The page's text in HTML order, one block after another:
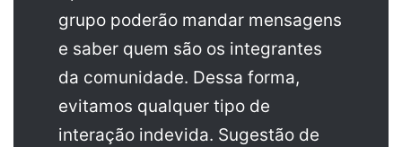
grupo poderão mandar mensagens
e saber quem são os integrantes
da comunidade. Dessa forma,
evitamos qualquer tipo de
interação indevida. Sugestão de